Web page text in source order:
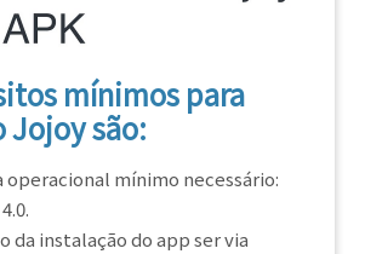
mínimos para
Jojoy são:
operacional mínimo necessário:
da instalação do app ser via